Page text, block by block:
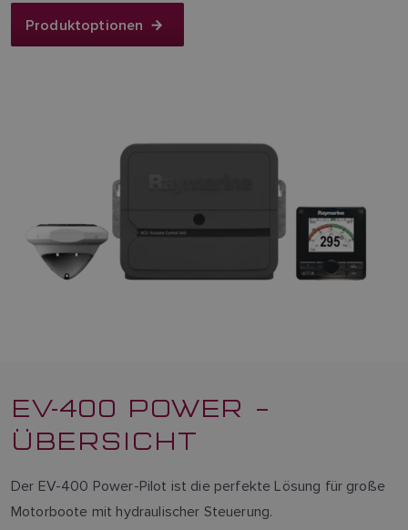
Produktoptionen
EV-400 POWER –
ÜBERSICHT
Der EV-400 Power-Pilot ist die perfekte Lösung für große
Motorboote mit hydraulischer Steuerung.